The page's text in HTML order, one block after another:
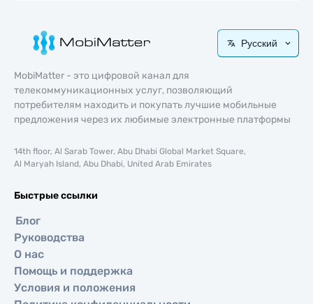
Русский
MobiMatter - это цифровой канал для
телекоммуникационных услуг, позволяющий
потребителям находить и покупать лучшие мобильные
предложения через их любимые электронные платформы
14th floor, Al Sarab Tower, Abu Dhabi Global Market Square,
Al Maryah Island, Abu Dhabi, United Arab Emirates
Быстрые ссылки
Блог
Руководства
О нас
Помощь и поддержка
Условия и положения